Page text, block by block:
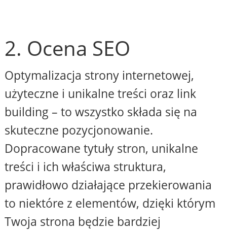
2. Ocena SEO
Optymalizacja strony internetowej,
użyteczne i unikalne treści oraz link
building – to wszystko składa się na
skuteczne pozycjonowanie.
Dopracowane tytuły stron, unikalne
treści i ich właściwa struktura,
prawidłowo działające przekierowania
to niektóre z elementów, dzięki którym
Twoja strona będzie bardziej